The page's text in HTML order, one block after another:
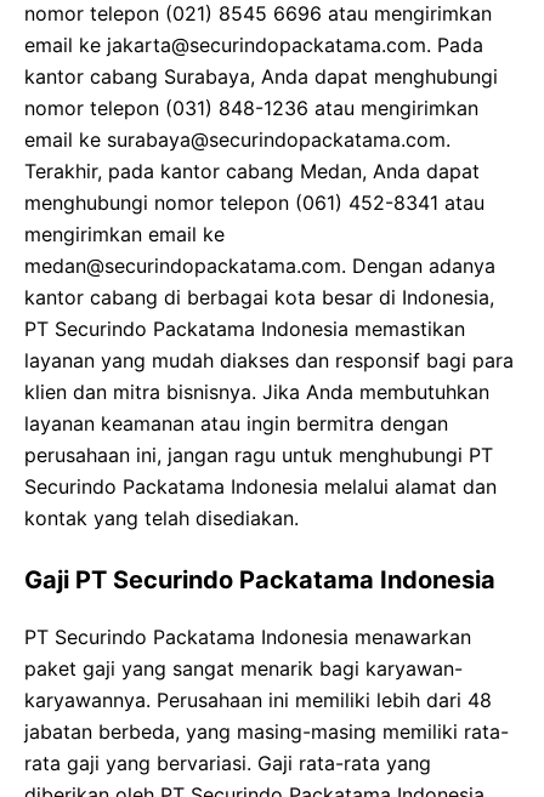
nomor telepon (021) 8545 6696 atau mengirimkan
email ke jakarta@securindopackatama.com. Pada
kantor cabang Surabaya, Anda dapat menghubungi
nomor telepon (031) 848-1236 atau mengirimkan
email ke surabaya@securindopackatama.com.
Terakhir, pada kantor cabang Medan, Anda dapat
menghubungi nomor telepon (061) 452-8341 atau
mengirimkan email ke
medan@securindopackatama.com. Dengan adanya
kantor cabang di berbagai kota besar di Indonesia,
PT Securindo Packatama Indonesia memastikan
layanan yang mudah diakses dan responsif bagi para
klien dan mitra bisnisnya. Jika Anda membutuhkan
layanan keamanan atau ingin bermitra dengan
perusahaan ini, jangan ragu untuk menghubungi PT
Securindo Packatama Indonesia melalui alamat dan
kontak yang telah disediakan.
Gaji PT Securindo Packatama Indonesia
PT Securindo Packatama Indonesia menawarkan
paket gaji yang sangat menarik bagi karyawan-
karyawannya. Perusahaan ini memiliki lebih dari 48
jabatan berbeda, yang masing-masing memiliki rata-
rata gaji yang bervariasi. Gaji rata-rata yang